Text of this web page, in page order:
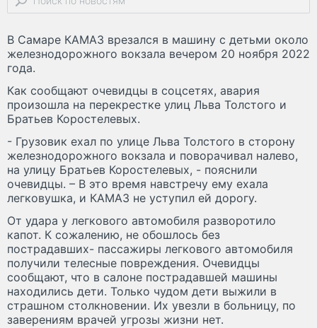
В Самаре КАМАЗ врезался в машину с детьми около
железнодорожного вокзала вечером 20 ноября 2022
года.
Как сообщают очевидцы в соцсетях, авария
произошла на перекрестке улиц Льва Толстого и
Братьев Коростелевых.
- Грузовик ехал по улице Льва Толстого в сторону
железнодорожного вокзала и поворачивал налево,
на улицу Братьев Коростелевых, - пояснили
очевидцы. – В это время навстречу ему ехала
легковушка, и КАМАЗ не уступил ей дорогу.
От удара у легкового автомобиля разворотило
капот. К сожалению, не обошлось без
пострадавших- пассажиры легкового автомобиля
получили телесные повреждения. Очевидцы
сообщают, что в салоне пострадавшей машины
находились дети. Только чудом дети выжили в
страшном столкновении. Их увезли в больницу, по
заверениям врачей угрозы жизни нет.